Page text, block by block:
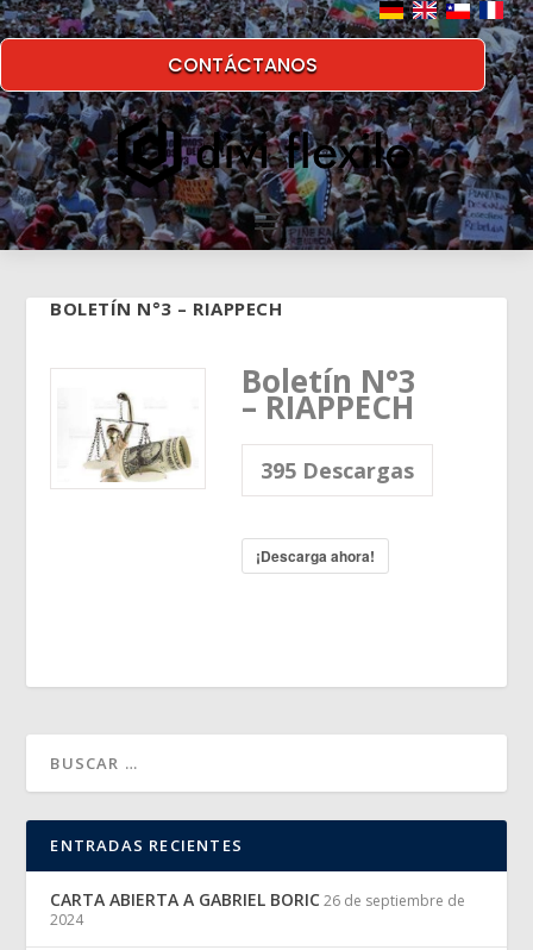
CONTÁCTANOS
BOLETÍN N°3 – RIAPPECH
Boletín N°3
– RIAPPECH
395 Descargas
¡Descarga ahora!
ENTRADAS RECIENTES
CARTA ABIERTA A GABRIEL BORIC 26 de septiembre de
2024